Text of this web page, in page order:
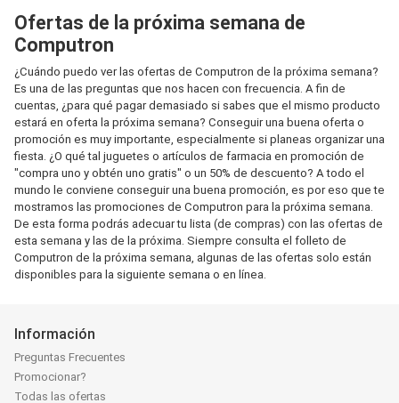
Ofertas de la próxima semana de
Computron
¿Cuándo puedo ver las ofertas de Computron de la próxima semana?
Es una de las preguntas que nos hacen con frecuencia. A fin de
cuentas, ¿para qué pagar demasiado si sabes que el mismo producto
estará en oferta la próxima semana? Conseguir una buena oferta o
promoción es muy importante, especialmente si planeas organizar una
fiesta. ¿O qué tal juguetes o artículos de farmacia en promoción de
"compra uno y obtén uno gratis" o un 50% de descuento? A todo el
mundo le conviene conseguir una buena promoción, es por eso que te
mostramos las promociones de Computron para la próxima semana.
De esta forma podrás adecuar tu lista (de compras) con las ofertas de
esta semana y las de la próxima. Siempre consulta el folleto de
Computron de la próxima semana, algunas de las ofertas solo están
disponibles para la siguiente semana o en línea.
Información
Preguntas Frecuentes
Promocionar?
Todas las ofertas